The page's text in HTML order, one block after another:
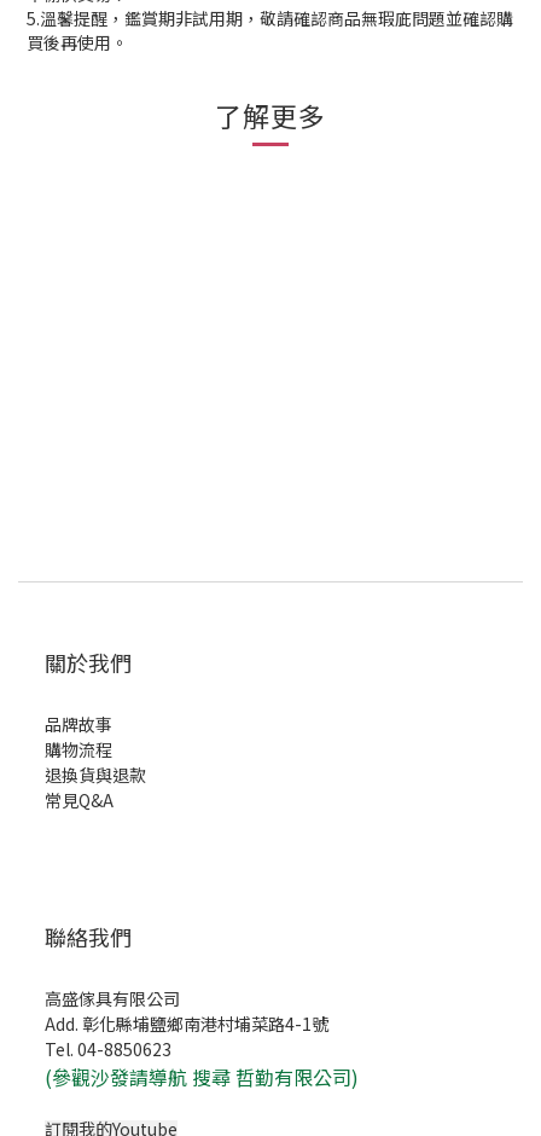
5.溫馨提醒，鑑賞期非試用期，敬請確認商品無瑕庛問題並確認購
買後再使用。
了解更多
關於我們
品牌故事
購物流程
退換貨與退款
常見Q&A
聯絡我們
高盛傢具有限公司
Add. 彰化縣埔鹽鄉南港村埔菜路4-1號
Tel. 04-8850623
(參觀沙發請導航 搜尋 哲勤有限公司)
訂閱我的Youtube